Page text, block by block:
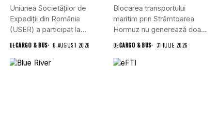
Uniunea Societăților de
Expediții din România
(USER) a participat la
DECARGO & BUS 6 AUGUST 2026
Blocarea transportului
maritim prin Strâmtoarea
Hormuz nu generează doar
DECARGO & BUS 31 IULIE 2026